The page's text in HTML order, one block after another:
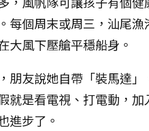
每個周末或周三，汕尾漁
大風下壓艙平穩船身。
朋友說她自帶「裝馬達」
是看電視、打電動，加
進步了。